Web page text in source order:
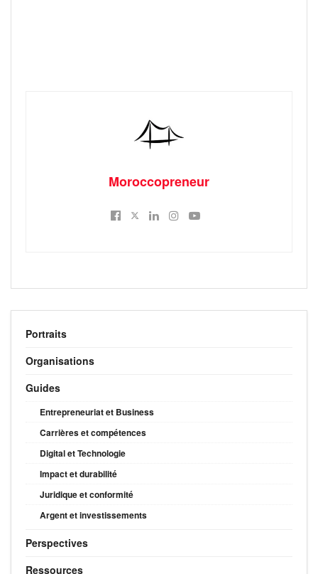
Moroccopreneur
Portraits
Organisations
Guides
Entrepreneuriat et Business
Carrières et compétences
Digital et Technologie
Impact et durabilité
Juridique et conformité
Argent et investissements
Perspectives
Ressources